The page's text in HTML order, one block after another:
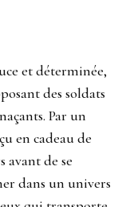
et déterminée,
des soldats
Par un
en cadeau de
avant de se
dans un univers